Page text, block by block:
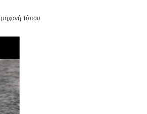
μηχανή Τύπου